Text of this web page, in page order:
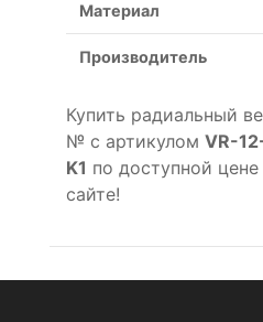
Материал
Производитель
Купить радиальный
№ с артикулом VR-
K1 по доступной
сайте!